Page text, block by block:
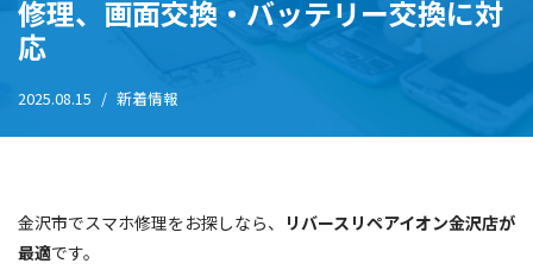
ッ
プ
修理、画面交換・バッテリー交換に対
応
2025.08.15 新着情報
金沢市でスマホ修理をお探しなら、
リバースリペアイオン金沢店が
最適です。